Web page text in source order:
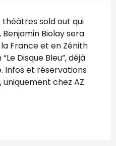
sold out qui
Biolay sera
France et en Zénith
Disque Bleu”, déjà
Infos et réservations
uniquement chez AZ